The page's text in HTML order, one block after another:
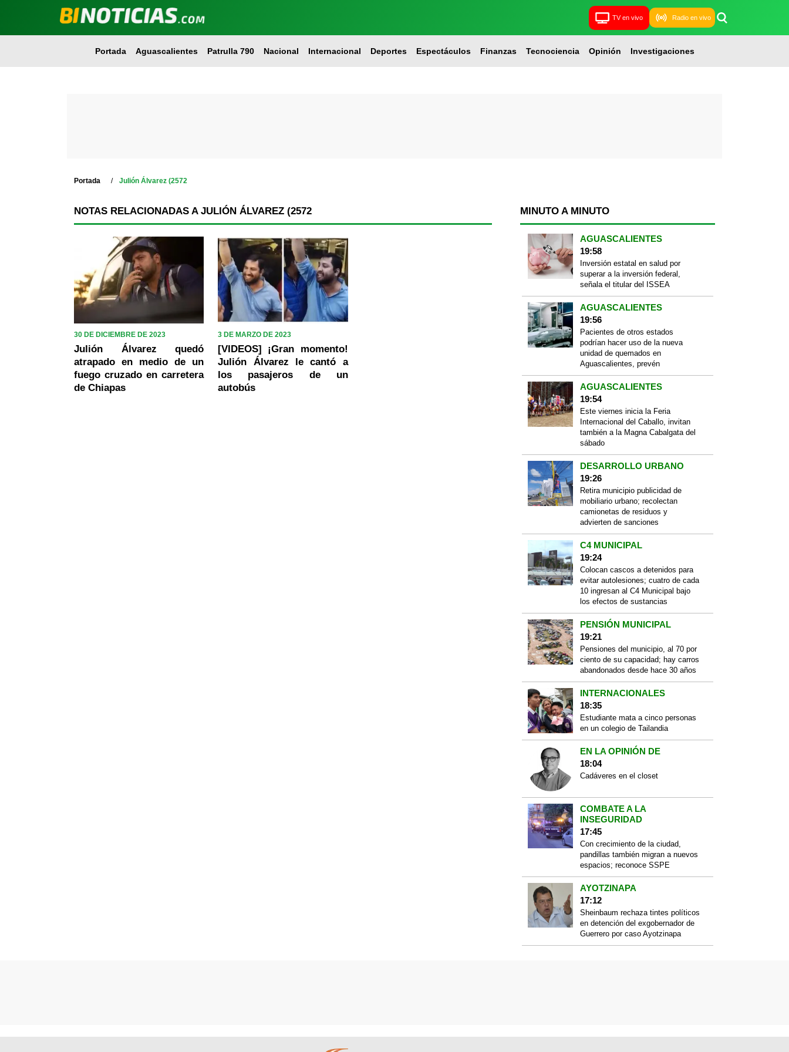
TV en vivo Radio en vivo
Portada Aguascalientes Patrulla 790 Nacional Internacional Deportes Espectáculos Finanzas Tecnociencia Opinión Investigaciones
Portada Julión Álvarez (2572
NOTAS RELACIONADAS A JULIÓN ÁLVAREZ (2572
30 DE DICIEMBRE DE 2023
Julión Álvarez quedó
atrapado en medio de un
fuego cruzado en carretera
de Chiapas
3 DE MARZO DE 2023
[VIDEOS] ¡Gran momento!
Julión Álvarez le cantó a
los pasajeros de un
autobús
MINUTO A MINUTO
AGUASCALIENTES
19:58
Inversión estatal en salud por
superar a la inversión federal,
señala el titular del ISSEA
AGUASCALIENTES
19:56
Pacientes de otros estados
podrían hacer uso de la nueva
unidad de quemados en
Aguascalientes, prevén
AGUASCALIENTES
19:54
Este viernes inicia la Feria
Internacional del Caballo, invitan
también a la Magna Cabalgata del
sábado
DESARROLLO URBANO
19:26
Retira municipio publicidad de
mobiliario urbano; recolectan
camionetas de residuos y
advierten de sanciones
C4 MUNICIPAL
19:24
Colocan cascos a detenidos para
evitar autolesiones; cuatro de cada
10 ingresan al C4 Municipal bajo
los efectos de sustancias
PENSIÓN MUNICIPAL
19:21
Pensiones del municipio, al 70 por
ciento de su capacidad; hay carros
abandonados desde hace 30 años
INTERNACIONALES
18:35
Estudiante mata a cinco personas
en un colegio de Tailandia
EN LA OPINIÓN DE
18:04
Cadáveres en el closet
COMBATE A LA
INSEGURIDAD
17:45
Con crecimiento de la ciudad,
pandillas también migran a nuevos
espacios; reconoce SSPE
AYOTZINAPA
17:12
Sheinbaum rechaza tintes políticos
en detención del exgobernador de
Guerrero por caso Ayotzinapa